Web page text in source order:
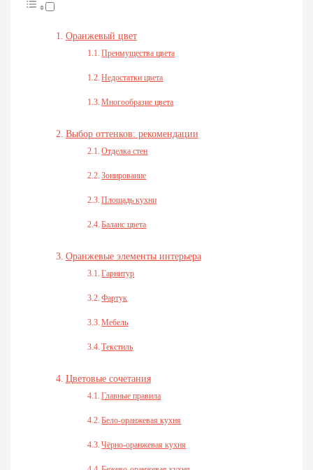
Оранжевый цвет
Преимущества цвета
Недостатки цвета
Многообразие цвета
Выбор оттенков: рекомендации
Отделка стен
Зонирование
Площадь кухни
Баланс цвета
Оранжевые элементы интерьера
Гарнитур
Фартук
Мебель
Текстиль
Цветовые сочетания
Главные правила
Бело-оранжевая кухня
Чёрно-оранжевая кухня